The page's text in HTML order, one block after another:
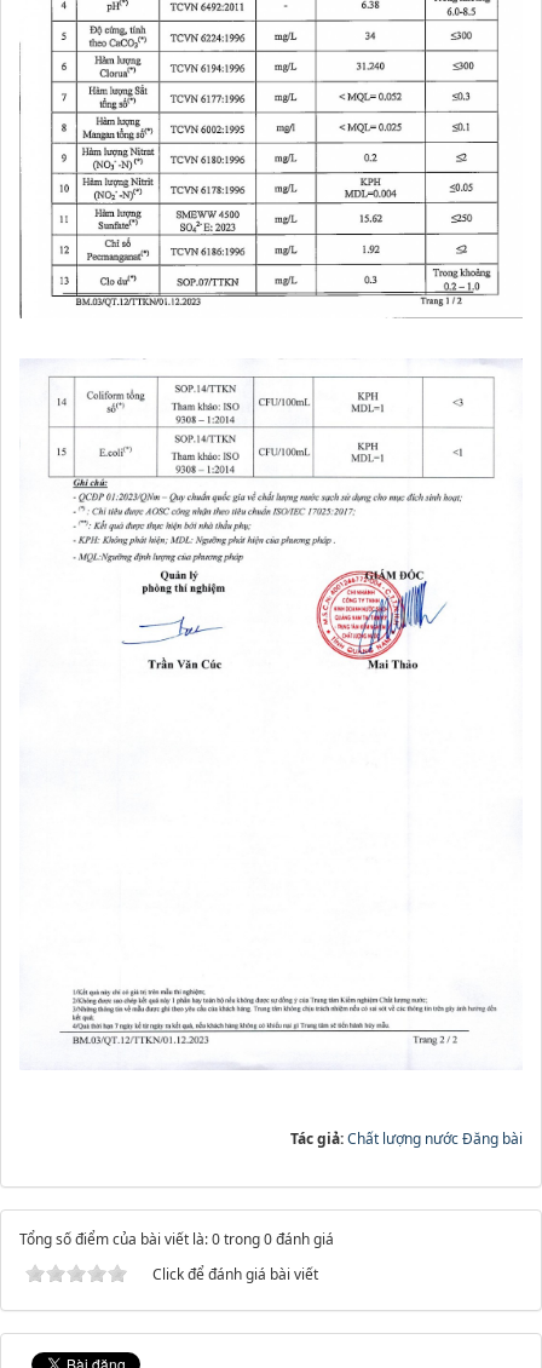
Tác giả:Chất lượng nước Đăng bài
Tổng số điểm của bài viết là: 0 trong 0 đánh giá
Click để đánh giá bài viết